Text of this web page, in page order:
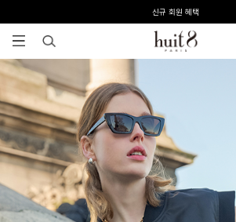
전 회원 무료배송 / 1회 사이즈 교환 무료